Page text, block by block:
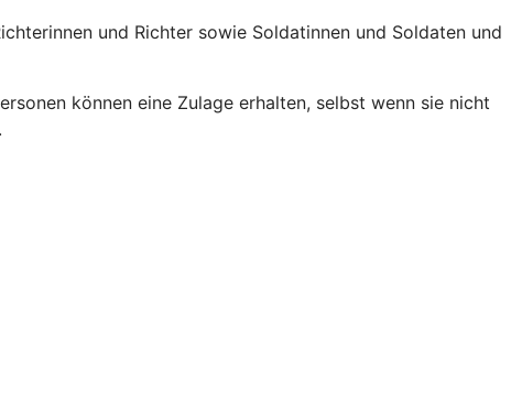
und Richter sowie Soldatinnen und Soldaten und
können eine Zulage erhalten, selbst wenn sie nicht